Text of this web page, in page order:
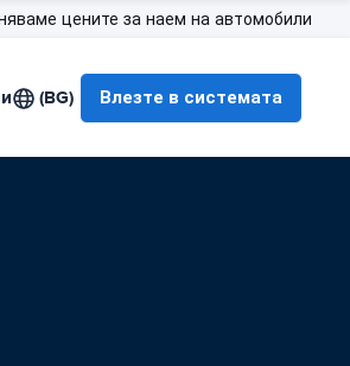
цените за наем на автомобили
(BG) Влезте в системата